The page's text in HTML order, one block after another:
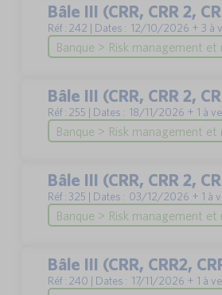
Bâle III (CRR, CRR 2,
Réf : 242 | Dates : 12/10/2026 + 3 à
Banque > Risk management
Bâle III (CRR, CRR 2,
Réf : 255 | Dates : 18/11/2026 + 1 à
Banque > Risk management
Bâle III (CRR, CRR 2,
Réf : 325 | Dates : 03/12/2026 + 1 à
Banque > Risk management
Bâle III (CRR, CRR2,
Réf : 240 | Dates : 17/11/2026 + 1 à